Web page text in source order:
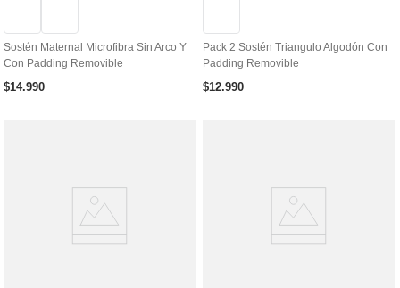
Sostén Maternal Microfibra Sin Arco Y
Con Padding Removible
$14.990
Pack 2 Sostén Triangulo Algodón Con
Padding Removible
$12.990